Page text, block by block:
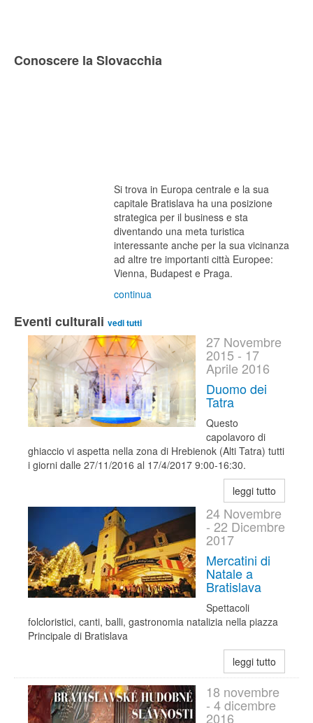
Conoscere la Slovacchia
Si trova in Europa centrale e la sua
capitale Bratislava ha una posizione
strategica per il business e sta
diventando una meta turistica
interessante anche per la sua vicinanza
ad altre tre importanti città Europee:
Vienna, Budapest e Praga.
continua
Eventi culturali vedi tutti
27 Novembre
2015 - 17
Aprile 2016
Duomo dei
Tatra
Questo
capolavoro di
ghiaccio vi aspetta nella zona di Hrebienok (Alti Tatra) tutti
i giorni dalle 27/11/2016 al 17/4/2017 9:00-16:30.
leggi tutto
24 Novembre
- 22 Dicembre
2017
Mercatini di
Natale a
Bratislava
Spettacoli
folcloristici, canti, balli, gastronomia natalizia nella piazza
Principale di Bratislava
leggi tutto
18 novembre
- 4 dicembre
2016